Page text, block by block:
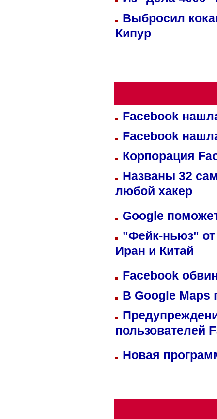
Выбросил
Кипур
Facebook
Facebook
Корпорация
Названы 32
любой хакер
Google
"Фейк-ньюз" от
Иран и Китай
Facebook
В Google Maps
пользователей
Новая